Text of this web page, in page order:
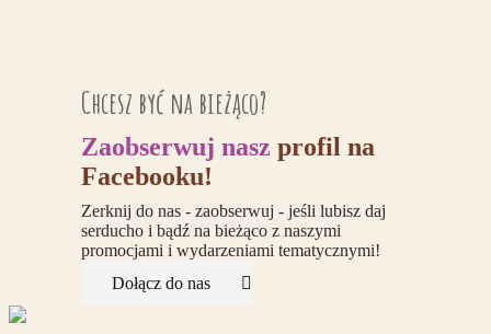
Chcesz być na bieżąco?
Zaobserwuj nasz profil na
Facebooku!
Zerknij do nas - zaobserwuj - jeśli lubisz daj
serducho i bądź na bieżąco z naszymi
promocjami i wydarzeniami tematycznymi!
Dołącz do nas